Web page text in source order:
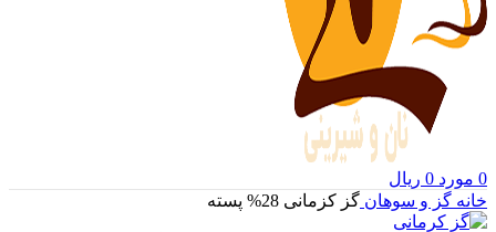
0 مورد 0 ریال
خانه گز و سوهان گز کزمانی 28% پسته